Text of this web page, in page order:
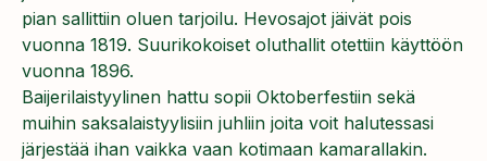
pian sallittiin oluen tarjoilu. Hevosajot jäivät pois
vuonna 1819. Suurikokoiset oluthallit otettiin käyttöön
vuonna 1896.
Baijerilaistyylinen hattu sopii Oktoberfestiin sekä
muihin saksalaistyylisiin juhliin joita voit halutessasi
järjestää ihan vaikka vaan kotimaan kamarallakin.